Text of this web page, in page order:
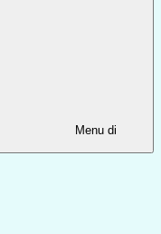
Menu di